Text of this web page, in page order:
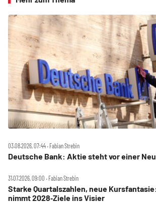
03.08.2026, 07:44 ‧ Fabian Strebin
Deutsche Bank: Aktie steht vor
31.07.2026, 09:00 ‧ Fabian Strebin
Starke Quartalszahlen, neue
nimmt 2028‑Ziele ins Visier